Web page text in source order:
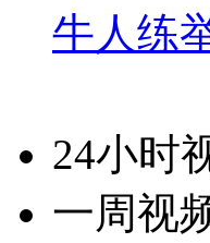
牛人练
24小时
一周视